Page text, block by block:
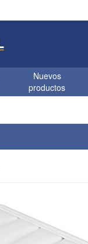
Nuevos
productos